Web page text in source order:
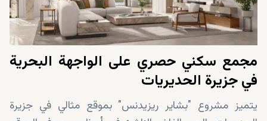
مجمع سكني حصري على الواجهة البحرية
في جزيرة الحديريات
يتميز مشروع "بشاير ريزيدنس" بموقع مثالي في جزيرة